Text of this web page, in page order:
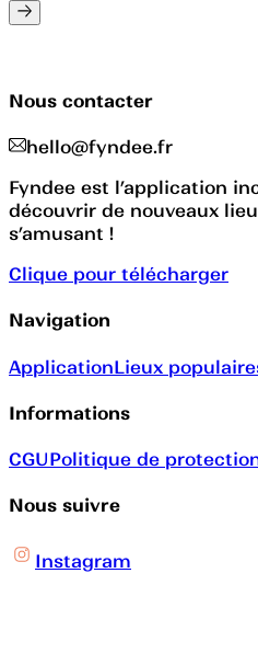
Nous contacter
hello@fyndee.fr
Fyndee est l’application
découvrir de nouveaux
s’amusant !
Clique pour télécharger
Navigation
ApplicationLieux
Informations
CGUPolitique de
Nous suivre
Instagram